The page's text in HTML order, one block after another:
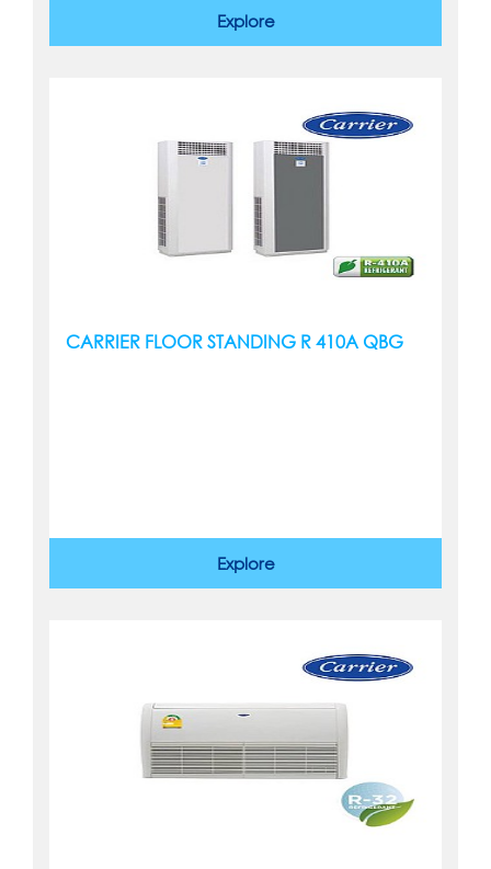
Explore
CARRIER FLOOR STANDING R 410A QBG
Explore